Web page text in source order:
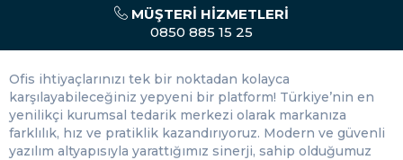
Filtre Kahve Makineleri : Basit kullanımı ve uygun fiyatıyla
uygundur.
Espresso Makineleri: Yoğun ve aromatik espressoları
hazırlamak için idealdir. Basınçlı su buharını kullanarak
kahve çekirdeklerini sıkıştırır ve yoğun bir kahve çıkarır.
MÜŞTERI HIZMETLERI
0850 885 15 25
Ofis ihtiyaçlarınızı tek bir noktadan kolayca
karşılayabileceğiniz yepyeni bir platform! Türkiye’nin en
yenilikçi kurumsal tedarik merkezi olarak markanıza
farklılık, hız ve pratiklik kazandırıyoruz. Modern ve güvenli
yazılım altyapısıyla yarattığımız sinerji, sahip olduğumuz